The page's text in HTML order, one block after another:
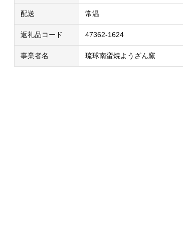
配送 常温
返礼品コード 47362-1624
事業者名 琉球南蛮焼ようざん窯